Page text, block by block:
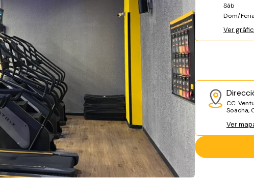
Sáb
Dom/
Ver
CC.
Soacha,
Ver